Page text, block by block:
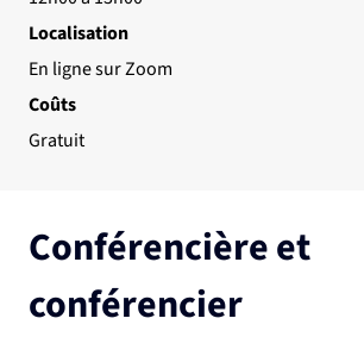
Localisation
En ligne sur Zoom
Coûts
Gratuit
Conférencière et
conférencier